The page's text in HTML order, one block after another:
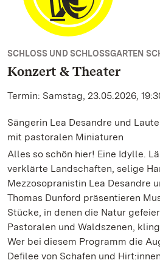
SCHLOSS UND SCHLOSSGARTEN
Konzert & Theater
Termin: Samstag, 23.05.2026,
Sängerin Lea Desandre und
mit pastoralen Miniaturen
Alles so schön hier! Eine Idylle.
verklärte Landschaften, selige
Mezzosopranistin Lea Desandre
Thomas Dunford präsentieren
Stücke, in denen die Natur
Pastoralen und Waldszenen,
Wer bei diesem Programm die
Defilee von Schafen und